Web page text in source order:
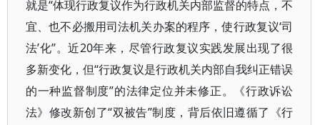
就是“体现行政复议作为行政机关内部监督的特点，不
宜、也不必搬用司法机关办案的程序，使行政复议‘司
法’化”。近20年来，尽管行政复议实践发展出现了很
多新变化，但“行政复议是行政机关内部自我纠正错误
的一种监督制度”的法律定位并未修正。《行政诉讼
法》修改新创了“双被告”制度，背后依旧遵循了《行